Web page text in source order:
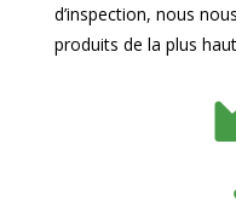
d’inspection, nous
produits de la plus